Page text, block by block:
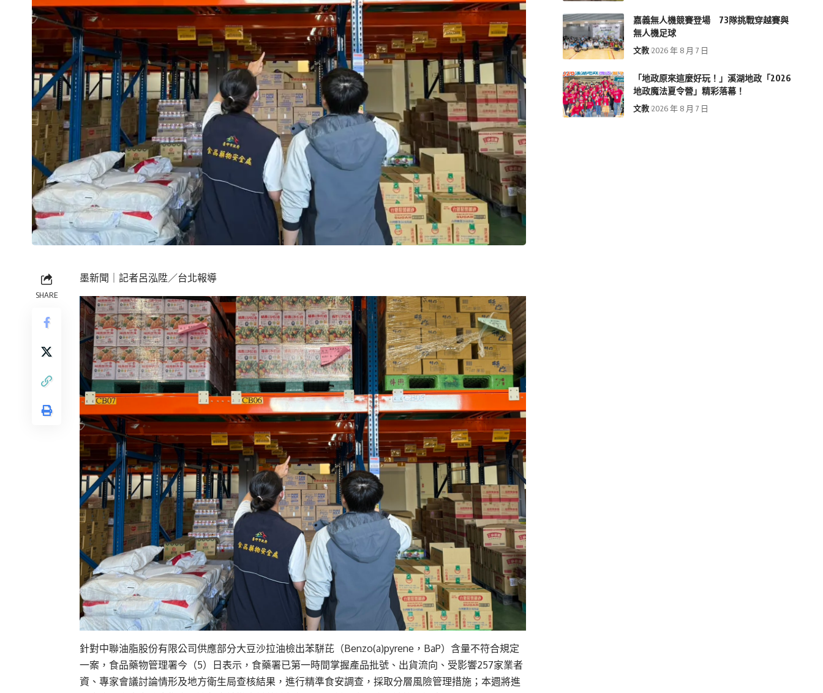
SHARE
墨新聞 ｜記者呂泓陞／台北報導
針對中聯油脂股份有限公司供應部分大豆沙拉油檢出苯駢芘（Benzo(a)pyrene，BaP）含量不符合規定
一案，食品藥物管理署今（5）日表示，食藥署已第一時間掌握產品批號、出貨流向、受影響257家業者
資、專家會議討論情形及地方衛生局查核結果，進行精準食安調查，採取分層風險管理措施；本週將進
嘉義無人機競賽登場 73隊挑戰穿越賽與
無人機足球
文教 2026 年 8 月 7 日
「地政原來這麼好玩！」溪湖地政「2026
地政魔法夏令營」精彩落幕！
文教 2026 年 8 月 7 日